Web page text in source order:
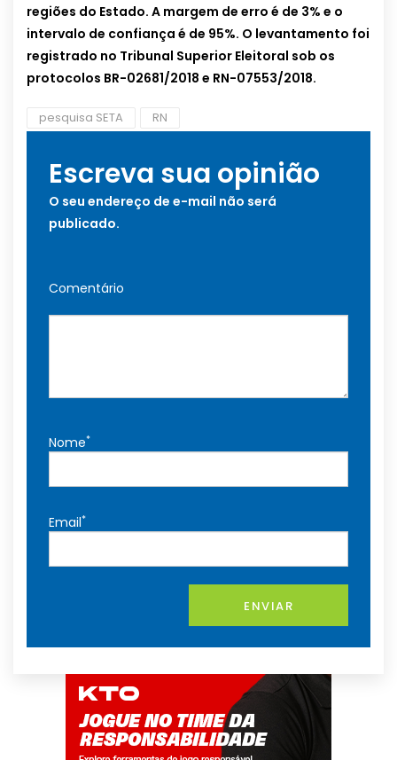
regiões do Estado. A margem de erro é de 3% e o
intervalo de confiança é de 95%. O levantamento foi
registrado no Tribunal Superior Eleitoral sob os
protocolos BR-02681/2018 e RN-07553/2018.
pesquisa SETA RN
Escreva sua opinião
O seu endereço de e-mail não será
publicado.
Comentário
Nome*
Email*
ENVIAR